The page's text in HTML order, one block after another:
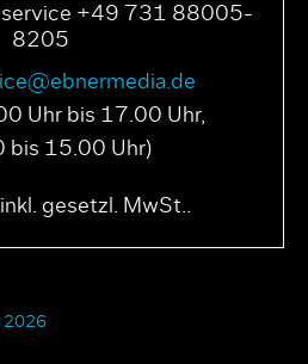
+49 731 88005-
8205
Uhr bis 17.00 Uhr,
bis 15.00 Uhr)
gesetzl. MwSt..
2026